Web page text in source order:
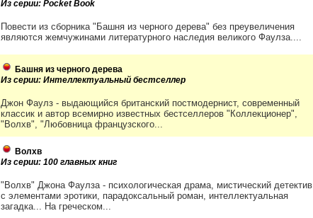
Из серии: Pocket Book
Повести из сборника "Башня из черного дерева" без преувеличения
являются жемчужинами литературного наследия великого Фаулза....
Башня из черного дерева
Из серии: Интеллектуальный бестселлер
Джон Фаулз - выдающийся британский постмодернист, современный
классик и автор всемирно известных бестселлеров "Коллекционер",
"Волхв", "Любовница французского...
Волхв
Из серии: 100 главных книг
"Волхв" Джона Фаулза - психологическая драма, мистический детектив
с элементами эротики, парадоксальный роман, интеллектуальная
загадка... На греческом...